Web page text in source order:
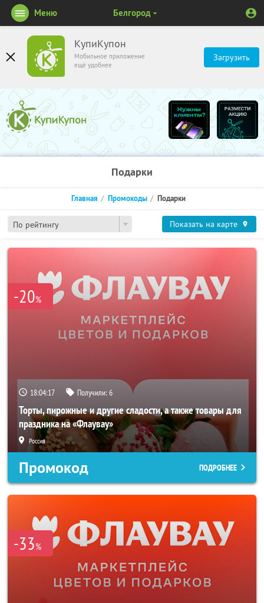
КупиКупон
Мобильное приложение
ещё удобнее
Загрузить
Меню Белгород
Подарки
По рейтингу
Главная Промокоды Подарки
Показать на карте
-20%
18:04:17 Получили:6
Торты, пирожные и другие сладости, а также товары для
праздника на «Флаувау»
Россия
Промокод ПОДРОБНЕЕ
-33%